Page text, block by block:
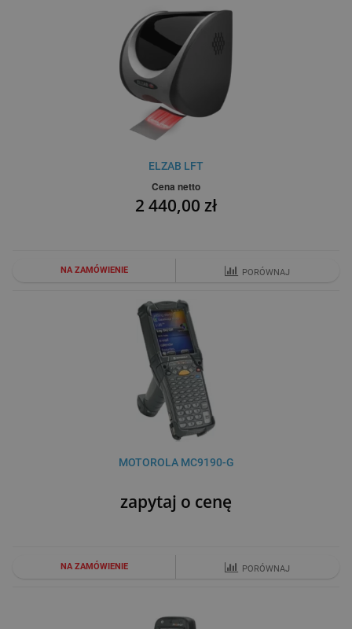
ELZAB LFT
Cena netto
2 440,00 zł
NA ZAMÓWIENIE PORÓWNAJ
MOTOROLA MC9190-G
zapytaj o cenę
NA ZAMÓWIENIE PORÓWNAJ